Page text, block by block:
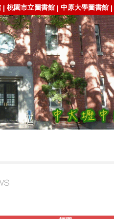
| 桃園市立圖書館| 中原大學圖書館|